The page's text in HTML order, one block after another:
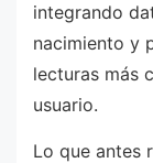
integrando
nacimiento y
lecturas más
usuario.
Lo que antes